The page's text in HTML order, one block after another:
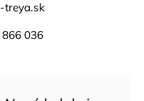
treya.sk
036